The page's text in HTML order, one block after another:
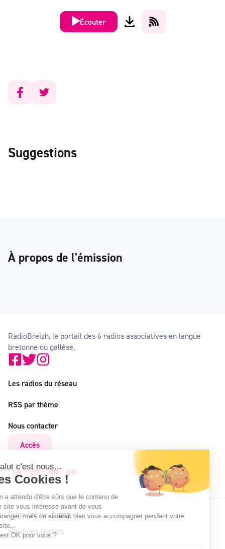
Écouter
Suggestions
À propos de l'émission
RadioBreizh, le portail des 6 radios associatives en langue
bretonne ou gallèse.
Les radios du réseau
RSS par thème
Nous contacter
Accès
FR EN BR GO
Propulsé parLumy
Mentions légales
Salut c'est nous...
les Cookies !
On a attendu d'être sûrs que le contenu de
ce site vous intéresse avant de vous
déranger, mais on aimerait bien vous accompagner pendant votre
C'est OK pour vous ?